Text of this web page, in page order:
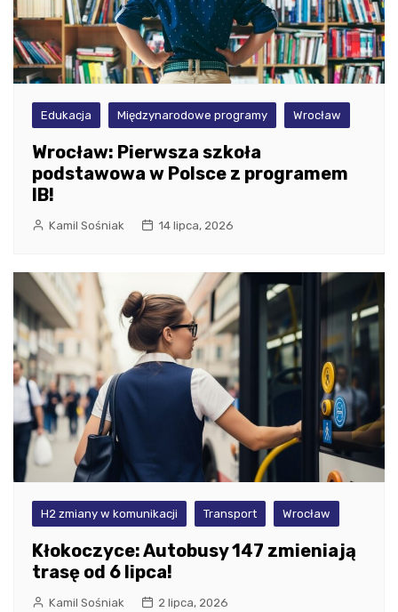
Edukacja Międzynarodowe programy Wrocław
Wrocław: Pierwsza szkoła
podstawowa w Polsce z programem
IB!
Kamil Sośniak 14 lipca, 2026
H2 zmiany w komunikacji Transport Wrocław
Kłokoczyce: Autobusy 147 zmieniają
trasę od 6 lipca!
Kamil Sośniak 2 lipca, 2026